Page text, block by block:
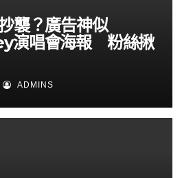
襲？廣告神似
演唱會海報 粉絲揪
ADMINS